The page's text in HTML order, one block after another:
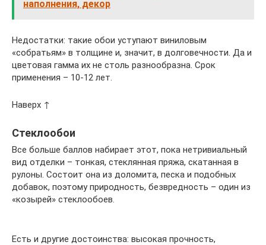
наполнения, декор
Недостатки: такие обои уступают виниловым
«собратьям» в толщине и, значит, в долговечности. Да и
цветовая гамма их не столь разнообразна. Срок
применения – 10-12 лет.
Наверх ↑
Стеклообои
Все больше баллов набирает этот, пока нетривиальный
вид отделки – тонкая, стеклянная пряжа, скатанная в
рулоны. Состоит она из доломита, песка и подобных
добавок, поэтому природность, безвредность – один из
«козырей» стеклообоев.
Есть и другие достоинства: высокая прочность,